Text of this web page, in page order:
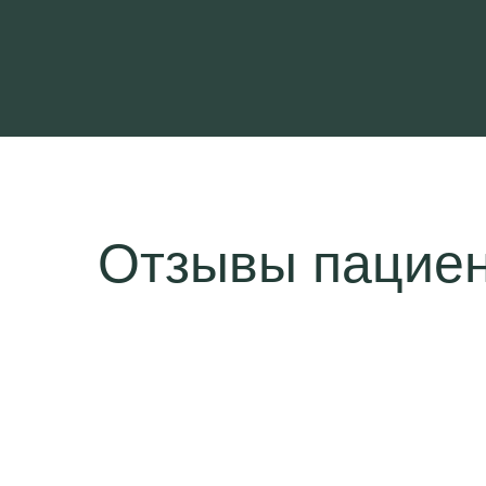
Отзывы